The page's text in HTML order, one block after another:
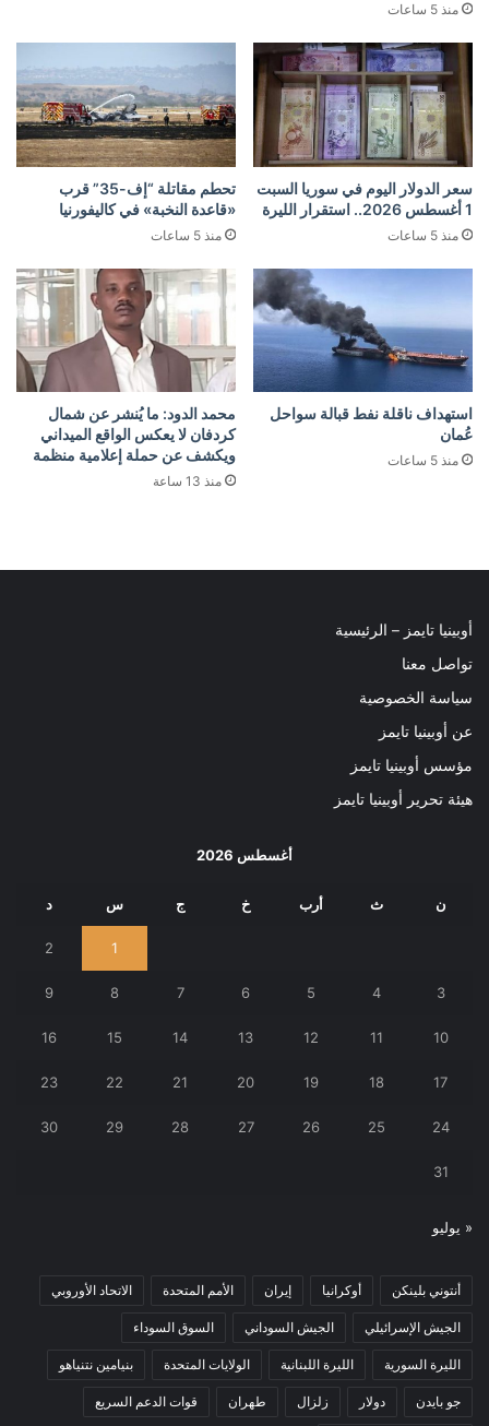
منذ 5 ساعات
سعر الدولار اليوم في سوريا السبت
1 أغسطس 2026.. استقرار الليرة
منذ 5 ساعات
تحطم مقاتلة “إف-35” قرب
«قاعدة النخبة» في كاليفورنيا
منذ 5 ساعات
استهداف ناقلة نفط قبالة سواحل
عُمان
منذ 5 ساعات
محمد الدود: ما يُنشر عن شمال
كردفان لا يعكس الواقع الميداني
ويكشف عن حملة إعلامية منظمة
منذ 13 ساعة
أوبينيا تايمز – الرئيسية
تواصل معنا
سياسة الخصوصية
عن أوبينيا تايمز
مؤسس أوبينيا تايمز
هيئة تحرير أوبينيا تايمز
أغسطس 2026
ن ث أرب خ ج س د
1
2
3
4
5
6
7
8
9
10
11
12
13
14
15
16
17
18
19
20
21
22
23
24
25
26
27
28
29
30
31
« يوليو
أنتوني بلينكن أوكرانيا إيران الأمم المتحدة الاتحاد الأوروبي
الجيش الإسرائيلي الجيش السوداني السوق السوداء
الليرة السورية الليرة اللبنانية الولايات المتحدة بنيامين نتنياهو
جو بايدن دولار زلزال طهران قوات الدعم السريع